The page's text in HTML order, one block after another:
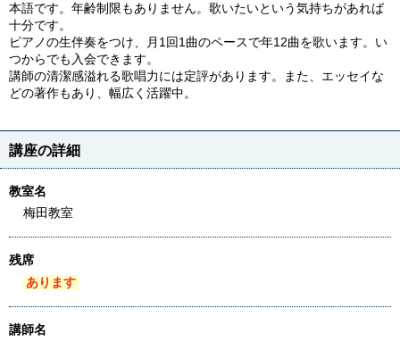
本語です。年齢制限もありません。歌いたいという気持ちがあれば
十分です。
ピアノの生伴奏をつけ、月1回1曲のペースで年12曲を歌います。い
つからでも入会できます。
講師の清潔感溢れる歌唱力には定評があります。また、エッセイな
どの著作もあり、幅広く活躍中。
講座の詳細
教室名
梅田教室
残席
あります
講師名